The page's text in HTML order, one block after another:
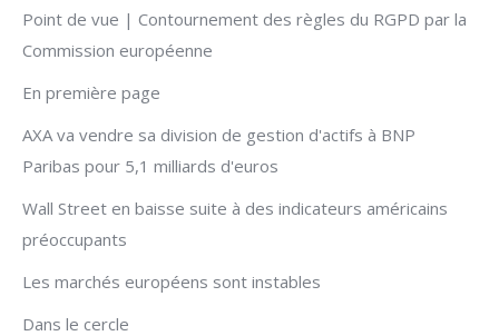
Point de vue | Contournement des règles du RGPD par la
Commission européenne
En première page
AXA va vendre sa division de gestion d'actifs à BNP
Paribas pour 5,1 milliards d'euros
Wall Street en baisse suite à des indicateurs américains
préoccupants
Les marchés européens sont instables
Dans le cercle